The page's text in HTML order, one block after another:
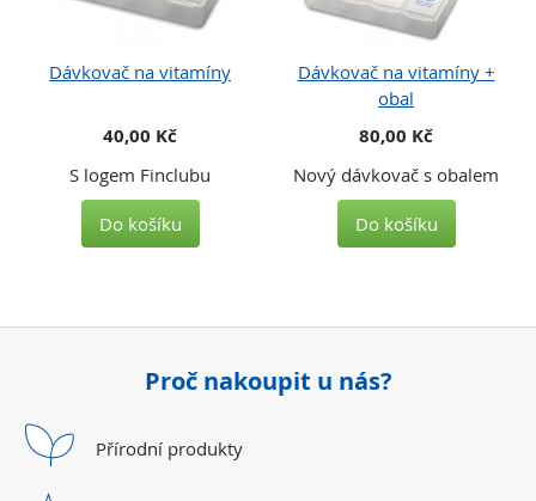
Dávkovač na vitamíny
40,00 Kč
S logem Finclubu
Do košíku
Dávkovač na vitamíny +
obal
80,00 Kč
Nový dávkovač s obalem
Do košíku
Proč nakoupit u nás?
Přírodní produkty